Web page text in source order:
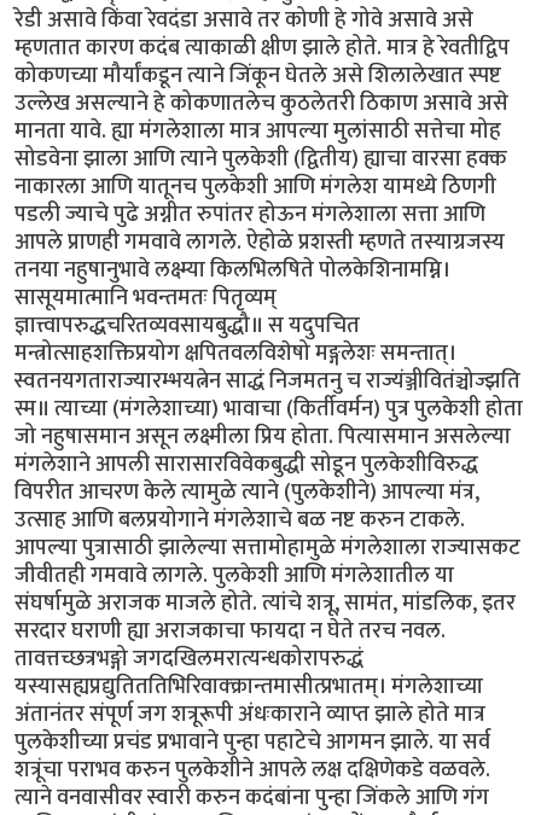
रेडी असावे किंवा रेवदंडा असावे तर कोणी हे गोवे असावे असे
म्हणतात कारण कदंब त्याकाळी क्षीण झाले होते. मात्र हे रेवतीद्विप
कोकणच्या मौर्यांकडून त्याने जिंकून घेतले असे शिलालेखात स्पष्ट
उल्लेख असल्याने हे कोकणातलेच कुठलेतरी ठिकाण असावे असे
मानता यावे. ह्या मंगलेशाला मात्र आपल्या मुलांसाठी सत्तेचा मोह
सोडवेना झाला आणि त्याने पुलकेशी (द्वितीय) ह्याचा वारसा हक्क
नाकारला आणि यातूनच पुलकेशी आणि मंगलेश यामध्ये ठिणगी
पडली ज्याचे पुढे अग्नीत रुपांतर होऊन मंगलेशाला सत्ता आणि
आपले प्राणही गमवावे लागले. ऐहोळे प्रशस्ती म्हणते तस्याग्रजस्य
तनया नहुषानुभावे लक्ष्म्या किलभिलषिते पोलकेशिनामम्नि।
सासूयमात्मानि भवन्तमतः पितृव्यम्
ज्ञात्त्वापरुद्धचरितव्यवसायबुद्धौ॥ स यदुपचित
मन्त्रोत्साहशक्तिप्रयोग क्षपितवलविशेषो मङ्गलेशः समन्तात्।
स्वतनयगताराज्यारम्भयत्नेन साद्धं निजमतनु च राज्यंञ्जीवितंञ्चोज्झति
स्म॥ त्याच्या (मंगलेशाच्या) भावाचा (किर्तीवर्मन) पुत्र पुलकेशी होता
जो नहुषासमान असून लक्ष्मीला प्रिय होता. पित्यासमान असलेल्या
मंगलेशाने आपली सारासारविवेकबुद्धी सोडून पुलकेशीविरुद्ध
विपरीत आचरण केले त्यामुळे त्याने (पुलकेशीने) आपल्या मंत्र,
उत्साह आणि बलप्रयोगाने मंगलेशाचे बळ नष्ट करुन टाकले.
आपल्या पुत्रासाठी झालेल्या सत्तामोहामुळे मंगलेशाला राज्यासकट
जीवीतही गमवावे लागले. पुलकेशी आणि मंगलेशातील या
संघर्षामुळे अराजक माजले होते. त्यांचे शत्रू, सामंत, मांडलिक, इतर
सरदार घराणी ह्या अराजकाचा फायदा न घेते तरच नवल.
तावत्तच्छत्रभङ्गो जगदखिलमरात्यन्धकोरापरुद्धं
यस्यासह्यप्रद्युतिततिभिरिवाक्क्रान्तमासीत्प्रभातम्। मंगलेशाच्या
अंतानंतर संपूर्ण जग शत्रूरूपी अंधःकाराने व्याप्त झाले होते मात्र
पुलकेशीच्या प्रचंड प्रभावाने पुन्हा पहाटेचे आगमन झाले. या सर्व
शत्रूंचा पराभव करुन पुलकेशीने आपले लक्ष दक्षिणेकडे वळवले.
त्याने वनवासीवर स्वारी करुन कदंबांना पुन्हा जिंकले आणि गंग